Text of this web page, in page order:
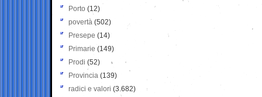
Porto (12)
povertà (502)
Presepe (14)
Primarie (149)
Prodi (52)
Provincia (139)
radici e valori (3.682)